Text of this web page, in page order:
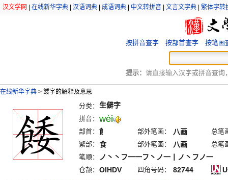
汉文学网 在线新华字典 汉语词典 成语词典 中文转拼音 文言文字典 繁体字转
按拼音查字 按部首查字 按笔画
提示： 请直接输入汉字或拼音查询
在线新华字典 > 餧字的解释及意思
分类： 生僻字
拼音： wèi
部首： 飠 部外笔画： 八画
总笔
繁部： 食 部外笔画： 八画
总笔
笔顺：
ノ丶丶フ一一フ丶ノ一丨ノ丶フノ一
仓颉： OIHDV 四角号码： 82744